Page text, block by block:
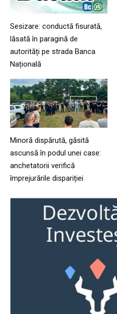
Sesizare: conductă fisurată,
lăsată în paragină de
autorități pe strada Banca
Națională
Minoră dispărută, găsită
ascunsă în podul unei case:
anchetatorii verifică
împrejurările dispariției